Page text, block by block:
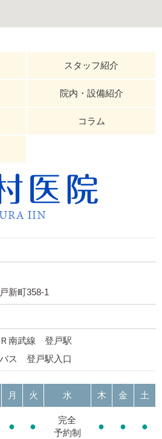
スタッフ紹介
院内・設備紹介
コラム
新町358-1
南武線 登戸駅
ス 登戸駅入口
月 火 水 木 金 土
● ●
完全
予約制
● ● ●